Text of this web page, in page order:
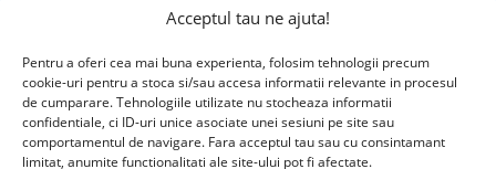
Acceptul tau ne ajuta!
Pentru a oferi cea mai buna experienta, folosim tehnologii precum
cookie-uri pentru a stoca si/sau accesa informatii relevante in procesul
de cumparare. Tehnologiile utilizate nu stocheaza informatii
confidentiale, ci ID-uri unice asociate unei sesiuni pe site sau
comportamentul de navigare. Fara acceptul tau sau cu consintamant
limitat, anumite functionalitati ale site-ului pot fi afectate.
VALM Electrical Solutions © 2026